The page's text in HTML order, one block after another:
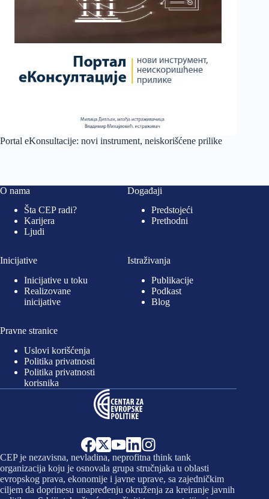
Portal eKonsultacije: novi instrument, neiskorišćene prilike
O nama
Šta CEP radi?
Karijera
Ljudi
Događaji
Predstojeći
Prethodni
Inicijative
Inicijative u toku
Realizovane
inicijative
Istraživanja
Publikacije
Podkast
Blog
Pravne stranice
Uslovi korišćenja
Politika privatnosti
Politika privatnosti
korisnika
CEP je nezavisna, nevladina, neprofitna think tank
organizacija koju je osnovala grupa stručnjaka u oblasti
evropskog prava, ekonomije i javne uprave, sa zajedničkim
ciljem da doprinesu unapređenju okruženja za kreiranje javnih